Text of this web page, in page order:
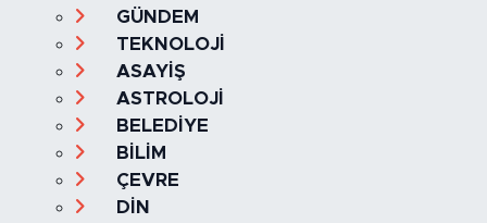
GÜNDEM
TEKNOLOJİ
ASAYİŞ
ASTROLOJİ
BELEDİYE
BİLİM
ÇEVRE
DİN